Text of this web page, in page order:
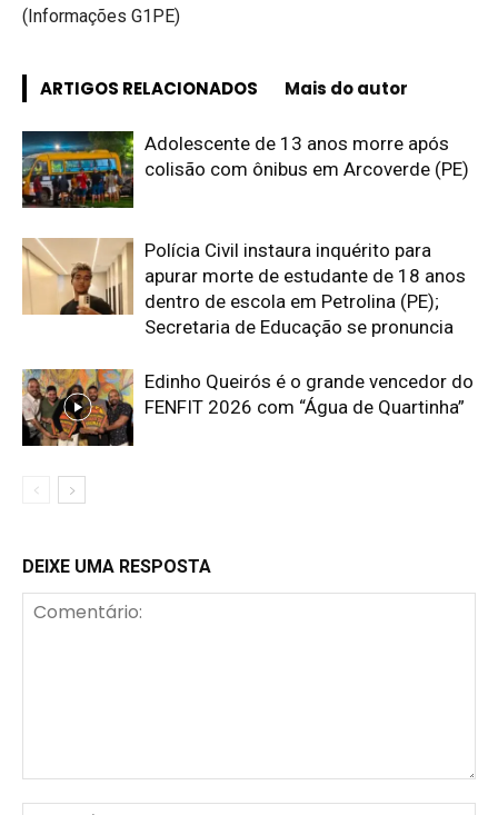
(Informações G1PE)
ARTIGOS RELACIONADOS Mais do autor
Adolescente de 13 anos morre após
colisão com ônibus em Arcoverde (PE)
Polícia Civil instaura inquérito para
apurar morte de estudante de 18 anos
dentro de escola em Petrolina (PE);
Secretaria de Educação se pronuncia
Edinho Queirós é o grande vencedor do
FENFIT 2026 com “Água de Quartinha”
DEIXE UMA RESPOSTA